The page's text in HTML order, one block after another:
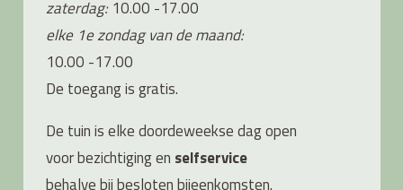
zaterdag: 10.00 -17.00
elke 1e zondag van de maand:
10.00 -17.00
De toegang is gratis.
De tuin is elke doordeweekse dag open
voor bezichtiging en selfservice
behalve bij besloten bijeenkomsten.